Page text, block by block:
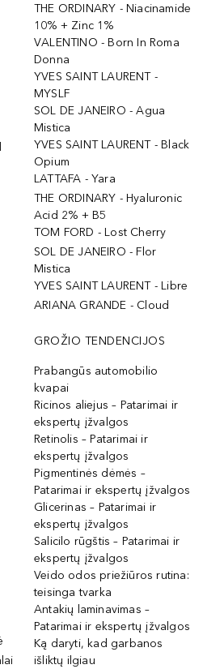
THE ORDINARY - Niacinamide
10% + Zinc 1%
VALENTINO - Born In Roma
Donna
YVES SAINT LAURENT -
MYSLF
SOL DE JANEIRO - Agua
Mistica
YVES SAINT LAURENT - Black
Opium
LATTAFA - Yara
THE ORDINARY - Hyaluronic
Acid 2% + B5
TOM FORD - Lost Cherry
SOL DE JANEIRO - Flor
Mistica
YVES SAINT LAURENT - Libre
ARIANA GRANDE - Cloud
GROŽIO TENDENCIJOS
Prabangūs automobilio
kvapai
Ricinos aliejus – Patarimai ir
ekspertų įžvalgos
Retinolis – Patarimai ir
ekspertų įžvalgos
Pigmentinės dėmės –
Patarimai ir ekspertų įžvalgos
Glicerinas – Patarimai ir
ekspertų įžvalgos
Salicilo rūgštis – Patarimai ir
ekspertų įžvalgos
Veido odos priežiūros rutina:
teisinga tvarka
Antakių laminavimas –
Patarimai ir ekspertų įžvalgos
Ką daryti, kad garbanos
išliktų ilgiau